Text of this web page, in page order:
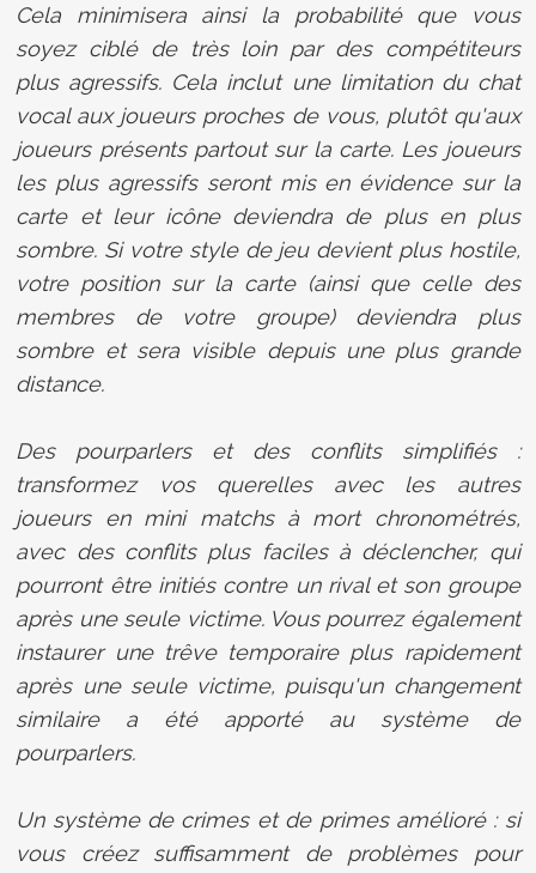
Cela minimisera ainsi la probabilité que vous
soyez ciblé de très loin par des compétiteurs
plus agressifs. Cela inclut une limitation du chat
vocal aux joueurs proches de vous, plutôt qu'aux
joueurs présents partout sur la carte. Les joueurs
les plus agressifs seront mis en évidence sur la
carte et leur icône deviendra de plus en plus
sombre. Si votre style de jeu devient plus hostile,
votre position sur la carte (ainsi que celle des
membres de votre groupe) deviendra plus
sombre et sera visible depuis une plus grande
distance.
Des pourparlers et des conflits simplifiés :
transformez vos querelles avec les autres
joueurs en mini matchs à mort chronométrés,
avec des conflits plus faciles à déclencher, qui
pourront être initiés contre un rival et son groupe
après une seule victime. Vous pourrez également
instaurer une trêve temporaire plus rapidement
après une seule victime, puisqu'un changement
similaire a été apporté au système de
pourparlers.
Un système de crimes et de primes amélioré : si
vous créez suffisamment de problèmes pour